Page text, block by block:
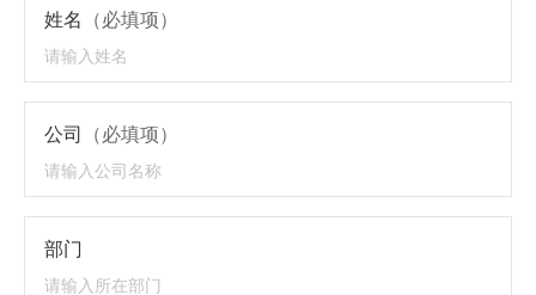
姓名 （必填项）
公司 （必填项）
部门